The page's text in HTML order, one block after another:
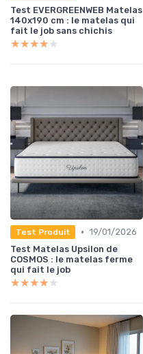
Test EVERGREENWEB Matelas
140x190 cm : le matelas qui
fait le job sans chichis
★★★★★
★★★★★
Test Produit • 19/01/2026
Test Matelas Upsilon de
COSMOS : le matelas ferme
qui fait le job
★★★★★
★★★★★